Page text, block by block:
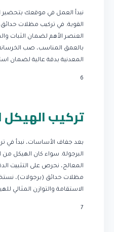
نبدأ العمل في موقعك بتحضير
القوية. في تركيب مظلات
العنصر الأهم لضمان الثبات
بالعمق المناسب، صب
المعدنية بدقة عالية لضمان
6
تركيب الهيكل
بعد جفاف الأساسات، نبدأ في
البرجولة. سواء كان الهيكل
المعالج، نحرص على التثبيت
مظلات حدائق (برجولات)،
الاستقامة والتوازن المثالي
7